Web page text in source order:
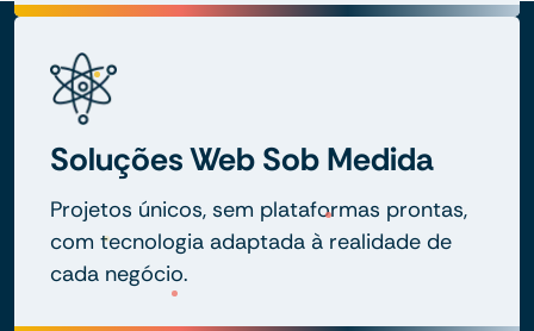
Soluções Web Sob Medida
Projetos únicos, sem plataformas prontas,
com tecnologia adaptada à realidade de
cada negócio.